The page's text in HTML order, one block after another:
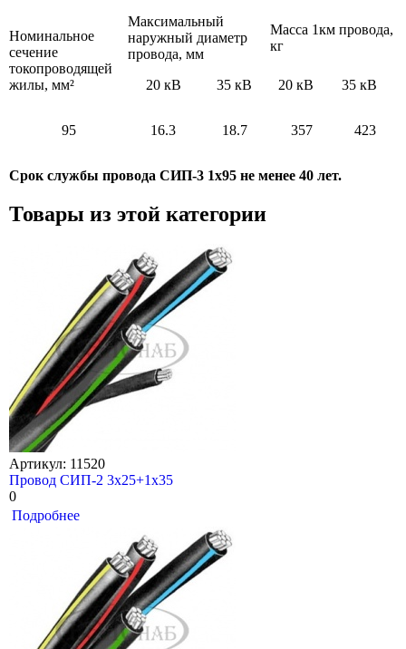
Номинальное
сечение
токопроводящей
жилы, мм²
Максимальный
наружный диаметр
провода, мм
Масса 1км провода,
кг
20 кВ 35 кВ 20 кВ 35 кВ
95 16.3 18.7 357 423
Срок службы провода СИП-3 1х95 не менее 40 лет.
Товары из этой категории
Артикул: 11520
Провод СИП-2 3х25+1х35
0
Подробнее